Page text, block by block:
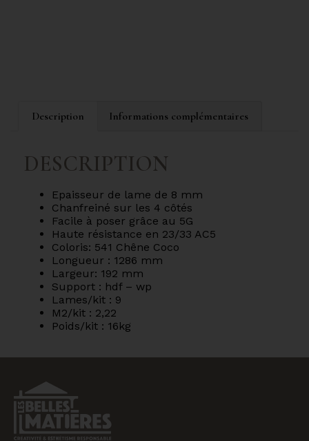
Description Informations complémentaires
DESCRIPTION
Epaisseur de lame de 8 mm
Chanfreiné sur les 4 côtés
Facile à poser grâce au 5G
Haute résistance en 23/33 AC5
Coloris: 541 Chêne Coco
Longueur : 1286 mm
Largeur: 192 mm
Support : hdf – wp
Lames/kit : 9
M2/kit : 2,22
Poids/kit : 16kg